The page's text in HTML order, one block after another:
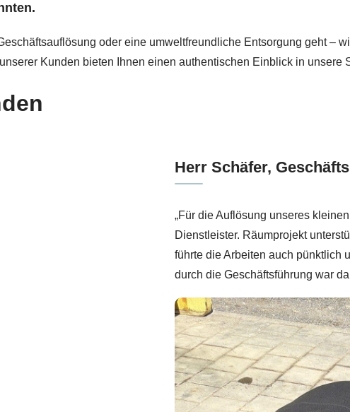
oder eine umweltfreundliche Entsorgung geht –
Kunden bieten Ihnen einen authentischen Einblick in unsere
Herr Schäfer,
„Für die Auflösung unseres
Dienstleister. Räumprojekt
führte die Arbeiten auch pünktlich
durch die Geschäftsführung war